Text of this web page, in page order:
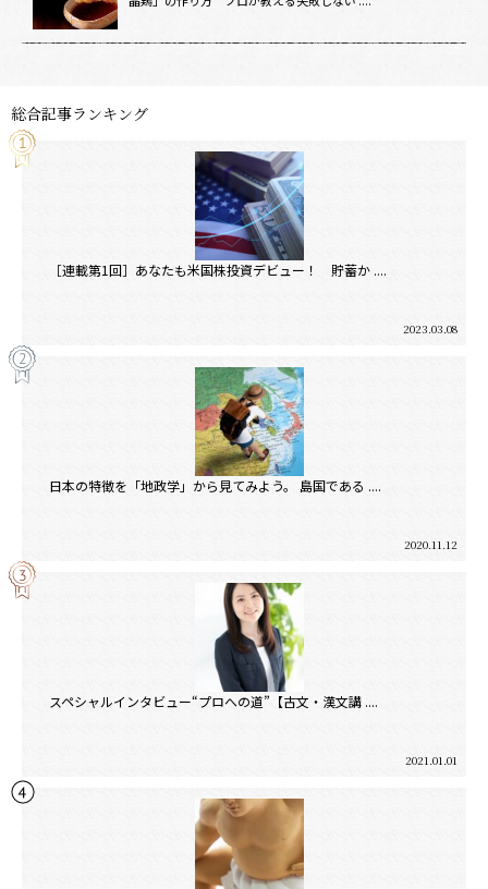
総合記事ランキング
［連載第1回］あなたも米国株投資デビュー！ 貯蓄か ....
2023.03.08
日本の特徴を「地政学」から見てみよう。 島国である ....
2020.11.12
スペシャルインタビュー“プロへの道”【古文・漢文講 ....
2021.01.01